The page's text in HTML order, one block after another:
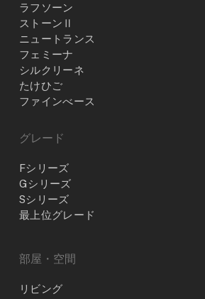
ラフソーン
ストーンⅡ
ニュートランス
フェミーナ
シルクリーネ
たけひご
ファインべース
グレード
Fシリーズ
Gシリーズ
Sシリーズ
最上位グレード
部屋・空間
リビング